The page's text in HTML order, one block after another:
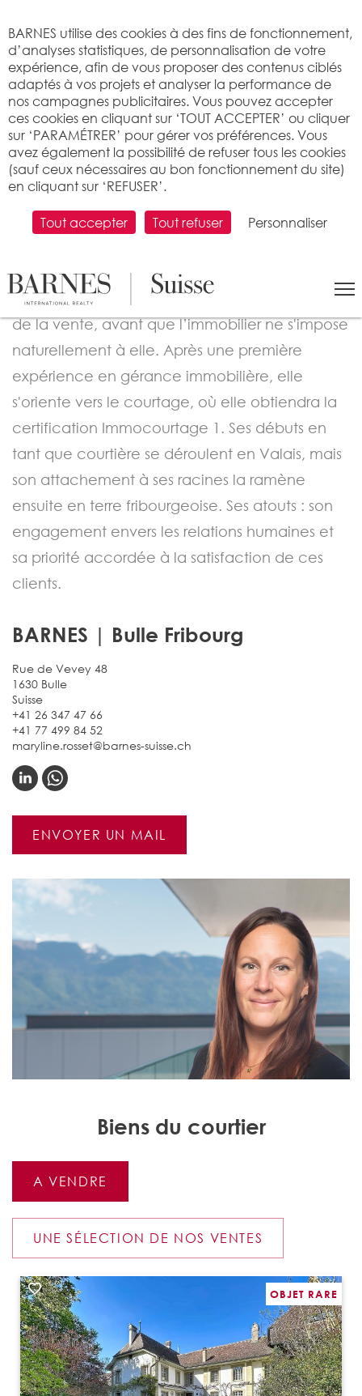
COURTIÈRE VENTE
Maryline Rosset
fribourgeoise, Maryline Rosset a forgé son
parcours professionnel à travers divers secteurs
de la vente, avant que l’immobilier ne s'impose
naturellement à elle. Après une première
expérience en gérance immobilière, elle
s'oriente vers le courtage, où elle obtiendra la
certification Immocourtage 1. Ses débuts en
tant que courtière se déroulent en Valais, mais
son attachement à ses racines la ramène
ensuite en terre fribourgeoise. Ses atouts : son
engagement envers les relations humaines et
sa priorité accordée à la satisfaction de ces
clients.
BARNES | Bulle Fribourg
Rue de Vevey 48
1630 Bulle
Suisse
+41 26 347 47 66
+41 77 499 84 52
maryline.rosset@barnes-suisse.ch
ENVOYER UN MAIL
Biens du courtier
A VENDRE
UNE SÉLECTION DE NOS VENTES
OBJET RARE
BARNES utilise des cookies à des fins de fonctionnement,
d’analyses statistiques, de personnalisation de votre
expérience, afin de vous proposer des contenus ciblés
adaptés à vos projets et analyser la performance de
nos campagnes publicitaires. Vous pouvez accepter
ces cookies en cliquant sur ‘TOUT ACCEPTER’ ou cliquer
sur ‘PARAMÉTRER’ pour gérer vos préférences. Vous
avez également la possibilité de refuser tous les cookies
(sauf ceux nécessaires au bon fonctionnement du site)
en cliquant sur ‘REFUSER’.
Tout accepter Tout refuser Personnaliser